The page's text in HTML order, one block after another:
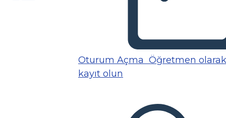
Oturum Açma Öğretmen olarak
kayıt olun